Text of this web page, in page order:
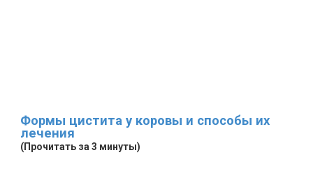
Формы цистита у коровы и способы их
лечения
(Прочитать за 3 минуты)